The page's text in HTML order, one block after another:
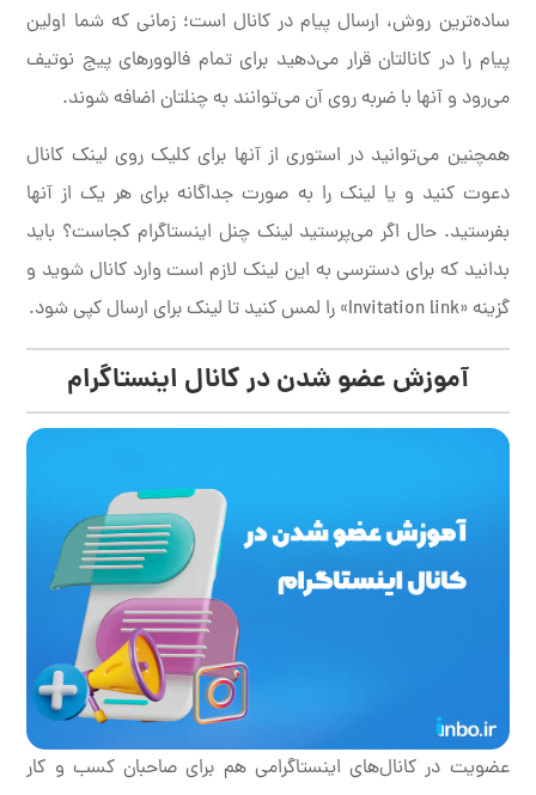
ساده‌ترین روش، ارسال پیام در کانال است؛ زمانی که شما اولین
پیام را در کانالتان قرار می‌دهید برای تمام فالوورهای پیج نوتیف
می‌رود و آنها با ضربه روی آن می‌توانند به چنلتان اضافه شوند.
همچنین می‌توانید در استوری از آنها برای کلیک روی لینک کانال
دعوت کنید و یا لینک را به صورت جداگانه برای هر یک از آنها
بفرستید. حال اگر می‌پرستید لینک چنل اینستاگرام کجاست؟ باید
بدانید که برای دسترسی به این لینک لازم است وارد کانال شوید و
گزینه «Invitation link» را لمس کنید تا لینک برای ارسال کپی شود.
آموزش عضو شدن در کانال اینستاگرام
عضویت در کانال‌های اینستاگرامی هم برای صاحبان کسب و کار